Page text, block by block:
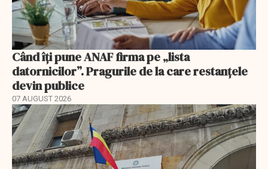
Când îți pune ANAF firma pe „lista
datornicilor”. Pragurile de la care restanțele
devin publice
07 AUGUST 2026